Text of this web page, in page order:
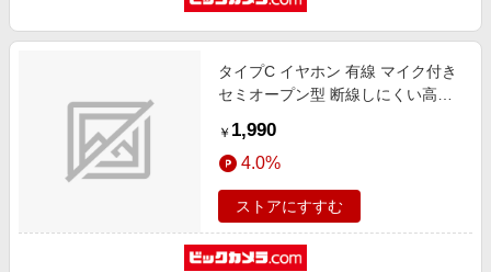
タイプC イヤホン 有線 マイク付き
セミオープン型 断線しにくい高耐
C ポート搭載 iPhone iPad Pixel
AQUOS Xperia Galaxy Android 他
対応 】 ブルー ブルー EHP-
DF13IMBU [インナーイヤー型
/USB]
￥ 1,990
4.0%
ストアにすすむ